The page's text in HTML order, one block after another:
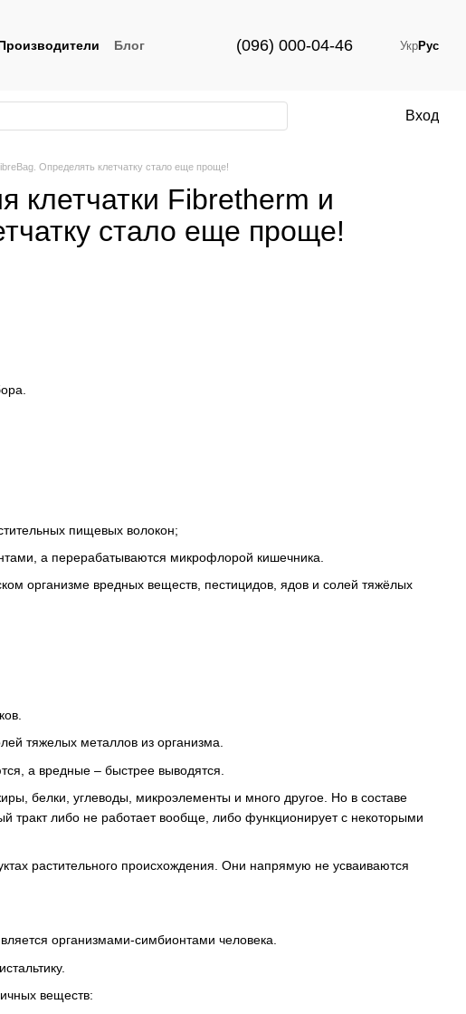
Блог
(096) 000-04-46 УкрРус
Вход
Определять клетчатку стало еще проще!
клетчатки Fibretherm и
стало еще проще!
пищевых волокон;
а перерабатываются микрофлорой кишечника.
организме вредных веществ, пестицидов, ядов и солей тяжёлых
тяжелых металлов из организма.
а вредные – быстрее выводятся.
белки, углеводы, микроэлементы и много другое. Но в составе
либо не работает вообще, либо функционирует с некоторыми
растительного происхождения. Они напрямую не усваиваются
организмами-симбионтами человека.
веществ: